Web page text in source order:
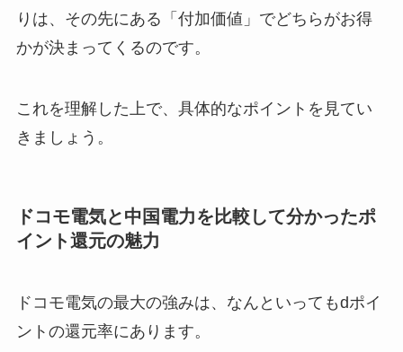
りは、その先にある「付加価値」でどちらがお得
かが決まってくるのです。
これを理解した上で、具体的なポイントを見てい
きましょう。
ドコモ電気と中国電力を比較して分かったポ
イント還元の魅力
ドコモ電気の最大の強みは、なんといってもdポイ
ントの還元率にあります。